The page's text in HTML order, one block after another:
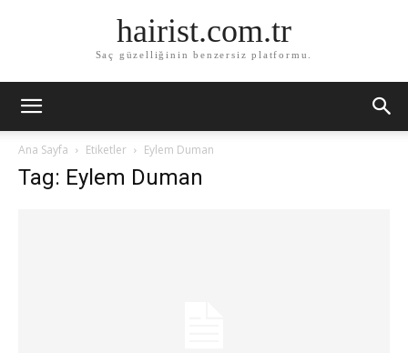
hairist.com.tr
Saç güzelliğinin benzersiz platformu.
Ana Sayfa Etiketler Eylem Duman
Tag: Eylem Duman